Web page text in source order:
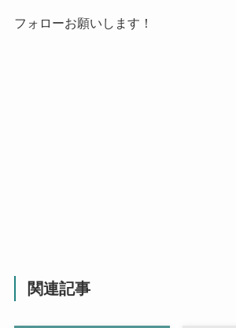
フォローお願いします！
関連記事